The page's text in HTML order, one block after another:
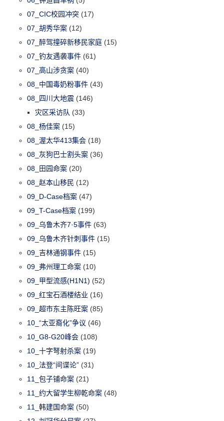
07_CIC校园冲突 (17)
07_胡秀华案 (12)
07_醉驾撞碎新移民家庭 (15)
07_钓友遇袭事件 (61)
07_高山涉贪案 (40)
08_中国毒奶粉事件 (43)
08_四川大地震 (146)
灾区采访队 (33)
08_杨佳案 (15)
08_渥太华413集会 (18)
08_灰狗巴士割头案 (36)
08_田园命案 (20)
08_赵本山移民 (12)
09_D-Case档案 (47)
09_T-Case档案 (199)
09_乌鲁木齐7·5事件 (63)
09_乌鲁木齐针刺事件 (15)
09_吉林通钢事件 (15)
09_弗州理工命案 (10)
09_甲型流感(H1N1) (52)
09_红宝石酒楼结业 (16)
09_超市东主陈旺案 (85)
10_“太亚裔化”争议 (46)
10_G8-G20峰会 (108)
10_十字弩射杀案 (19)
10_法登“间谍论” (31)
11_包子铺命案 (21)
11_约大留学生柳乾命案 (48)
11_韩建国命案 (50)